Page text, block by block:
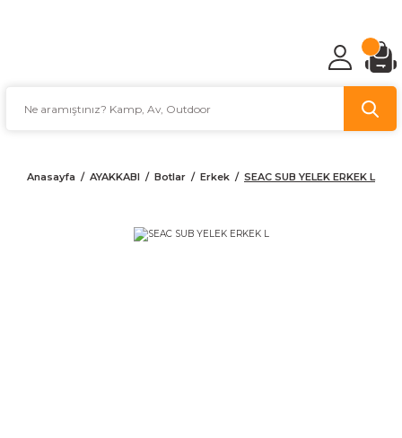
Anasayfa AYAKKABI Botlar Erkek SEAC SUB YELEK ERKEK L